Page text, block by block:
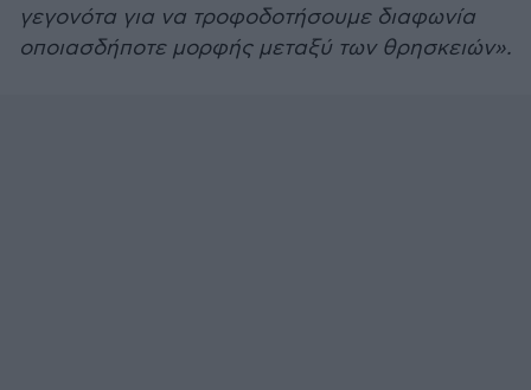
γεγονότα για να τροφοδοτήσουμε διαφωνία
οποιασδήποτε μορφής μεταξύ των θρησκειών».